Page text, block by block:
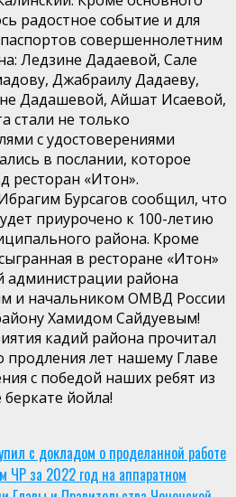
радостное событие и для
совершеннолетним
Ледзине Дадаевой, Сале
Джабраилу Дадаеву,
Дадашевой, Айшат Исаевой,
стали не только
с удостоверениями
в послании, которое
ресторан «Итон».
Бурсагов сообщил, что
приурочено к 100-летию
района. Кроме
в ресторане «Итон»
администрации района
и начальником ОМВД России
Хамидом Сайдуевым!
кадий района прочитал
продления лет нашему Главе
с победой наших ребят из
йойла!
с докладом о проделанной работе
ЧР за 2022 год на аппаратном